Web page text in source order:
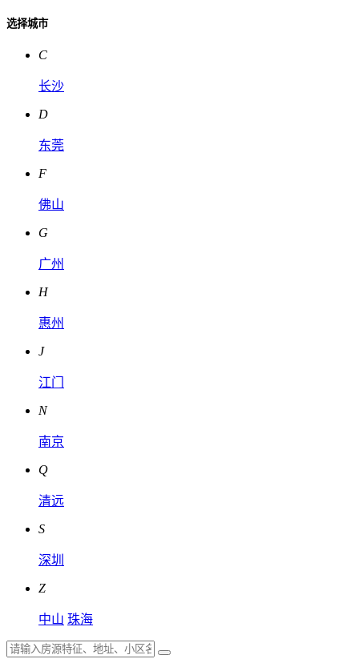
选择城市
C
长沙
D
东莞
F
佛山
G
广州
H
惠州
J
江门
N
南京
Q
清远
S
深圳
Z
中山 珠海